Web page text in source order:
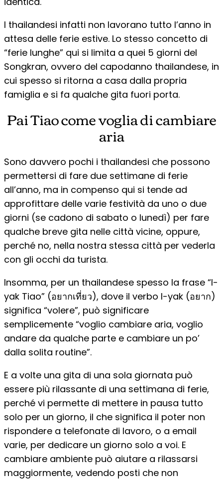
I thailandesi infatti non lavorano tutto l’anno in
attesa delle ferie estive. Lo stesso concetto di
“ferie lunghe” qui si limita a quei 5 giorni del
Songkran, ovvero del capodanno thailandese, in
cui spesso si ritorna a casa dalla propria
famiglia e si fa qualche gita fuori porta.
Pai Tiao come voglia di cambiare
aria
Sono davvero pochi i thailandesi che possono
permettersi di fare due settimane di ferie
all’anno, ma in compenso qui si tende ad
approfittare delle varie festività da uno o due
giorni (se cadono di sabato o lunedì) per fare
qualche breve gita nelle città vicine, oppure,
perché no, nella nostra stessa città per vederla
con gli occhi da turista.
Insomma, per un thailandese spesso la frase “I-
yak Tiao” (อยากเที่ยว), dove il verbo I-yak (อยาก)
significa “volere”, può significare
semplicemente “voglio cambiare aria, voglio
andare da qualche parte e cambiare un po’
dalla solita routine”.
E a volte una gita di una sola giornata può
essere più rilassante di una settimana di ferie,
perché vi permette di mettere in pausa tutto
solo per un giorno, il che significa il poter non
rispondere a telefonate di lavoro, o a email
varie, per dedicare un giorno solo a voi. E
cambiare ambiente può aiutare a rilassarsi
maggiormente, vedendo posti che non